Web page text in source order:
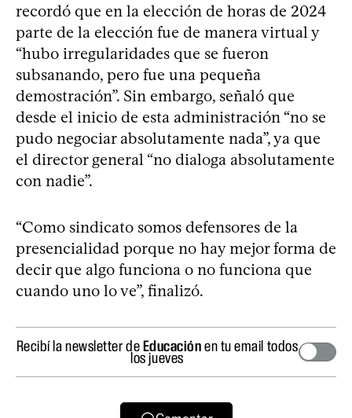
recordó que en la elección de horas de 2024
parte de la elección fue de manera virtual y
“hubo irregularidades que se fueron
subsanando, pero fue una pequeña
demostración”. Sin embargo, señaló que
desde el inicio de esta administración “no se
pudo negociar absolutamente nada”, ya que
el director general “no dialoga absolutamente
con nadie”.
“Como sindicato somos defensores de la
presencialidad porque no hay mejor forma de
decir que algo funciona o no funciona que
cuando uno lo ve”, finalizó.
Recibí la newsletter deEducaciónen tu email todos
los jueves